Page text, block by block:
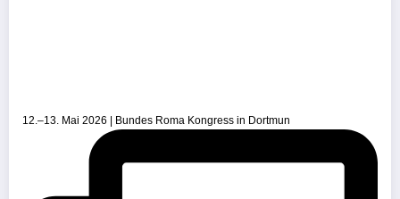
12.–13. Mai 2026 | Bundes Roma Kongress in Dortmun